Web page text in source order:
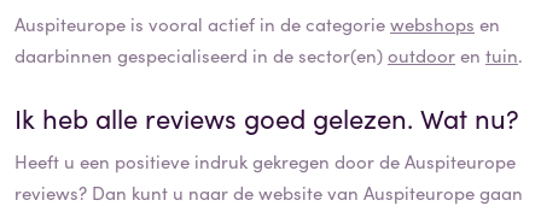
Auspiteurope is vooral actief in de categoriewebshops en
daarbinnen gespecialiseerd in de sector(en)outdooren tuin.
Ik heb alle reviews goed gelezen. Wat nu?
Heeft u een positieve indruk gekregen door deAuspiteurope
reviews? Dan kunt u naar de website van Auspiteuropegaan